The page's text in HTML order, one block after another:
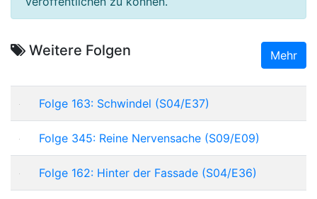
Weitere Folgen Mehr
Folge 163: Schwindel (S04/E37)
Folge 345: Reine Nervensache (S09/E09)
Folge 162: Hinter der Fassade (S04/E36)